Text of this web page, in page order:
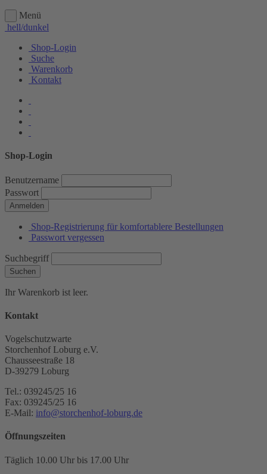
Menü
hell/dunkel
Shop-Login
Suche
Warenkorb
Kontakt
Shop-Login
Benutzername
Passwort
Anmelden
Shop-Registrierung für komfortablere Bestellungen
Passwort vergessen
Suchbegriff
Suchen
Ihr Warenkorb ist leer.
Kontakt
Vogelschutzwarte
Storchenhof Loburg e.V.
Chausseestraße 18
D-39279 Loburg
Tel.: 039245/25 16
Fax: 039245/25 16
E-Mail: info@storchenhof-loburg.de
Öffnungszeiten
Täglich 10.00 Uhr bis 17.00 Uhr